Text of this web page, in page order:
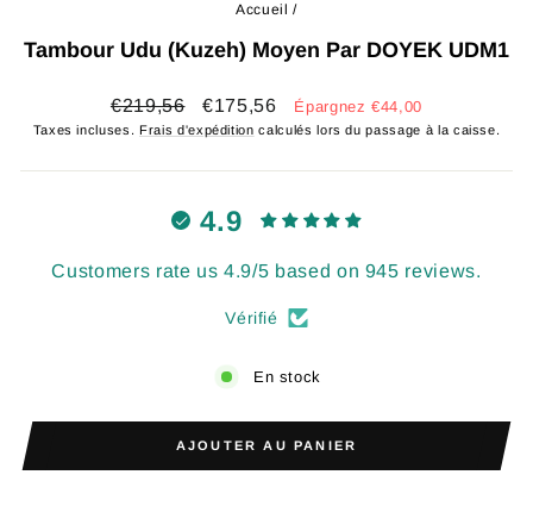
Accueil /
Tambour Udu (Kuzeh) Moyen Par DOYEK UDM1
Prix
régulier
€219,56
Prix
réduit
€175,56 Épargnez €44,00
Taxes incluses. Frais d'expédition calculés lors du passage à la caisse.
4.9
Customers rate us 4.9/5 based on 945 reviews.
Vérifié
En stock
AJOUTER AU PANIER